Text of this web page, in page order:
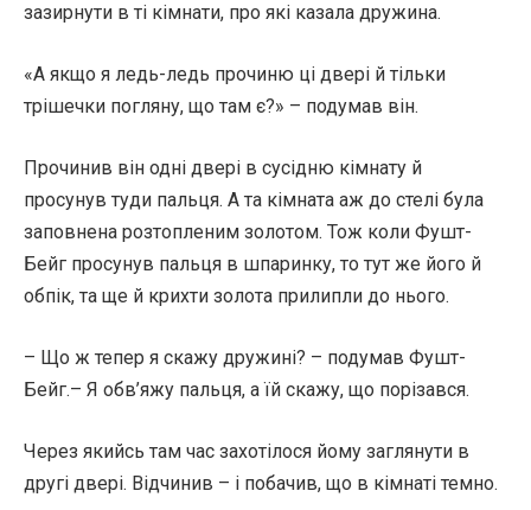
зазирнути в ті кімнати, про які казала дружина.
«А якщо я ледь-ледь прочиню ці двері й тільки
трішечки погляну, що там є?» – подумав він.
Прочинив він одні двері в сусідню кімнату й
просунув туди пальця. А та кімната аж до стелі була
заповнена розтопленим золотом. Тож коли Фушт-
Бейг просунув пальця в шпаринку, то тут же його й
обпік, та ще й крихти золота прилипли до нього.
– Що ж тепер я скажу дружині? – подумав Фушт-
Бейг.– Я обв’яжу пальця, а їй скажу, що порізався.
Через якийсь там час захотілося йому заглянути в
другі двері. Відчинив – і побачив, що в кімнаті темно.